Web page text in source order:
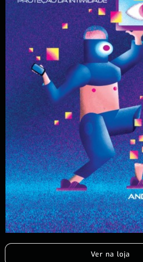
Ver na loja